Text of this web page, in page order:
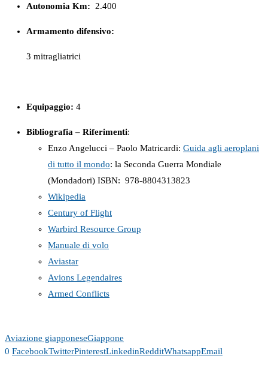
Autonomia Km: 2.400
Armamento difensivo:
3 mitragliatrici
Equipaggio: 4
Bibliografia – Riferimenti:
Enzo Angelucci – Paolo Matricardi: Guida agli aeroplani
di tutto il mondo: la Seconda Guerra Mondiale
(Mondadori) ISBN: ‎ 978-8804313823
Wikipedia
Century of Flight
Warbird Resource Group
Manuale di volo
Aviastar
Avions Legendaires
Armed Conflicts
Aviazione giapponeseGiappone
0 FacebookTwitterPinterestLinkedinRedditWhatsappEmail